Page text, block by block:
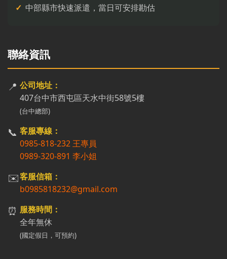
中部縣市快速派遣，當日可安排勘估
聯絡資訊
📍 公司地址：
407台中市西屯區天水中街58號5樓
(台中總部)
📞 客服專線：
0985-818-232 王專員
0989-320-891 李小姐
✉️客服信箱：
b0985818232@gmail.com
⏰ 服務時間：
全年無休
(國定假日，可預約)